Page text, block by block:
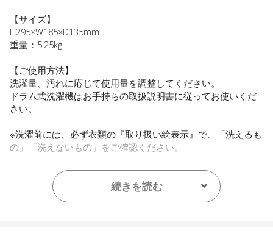
【サイズ】
H295×W185×D135mm
重量：5.25kg
【ご使用方法】
洗濯量、汚れに応じて使用量を調整してください。
ドラム式洗濯機はお手持ちの取扱説明書に従ってお使いくだ
さい。
※洗濯前には、必ず衣類の『取り扱い絵表示』で、「洗えるも
の」「洗えないもの」をご確認ください。
5Lバルク用ポンプをご使用いただきますと、より簡
単に詰め替えが可能となります。
続きを読む